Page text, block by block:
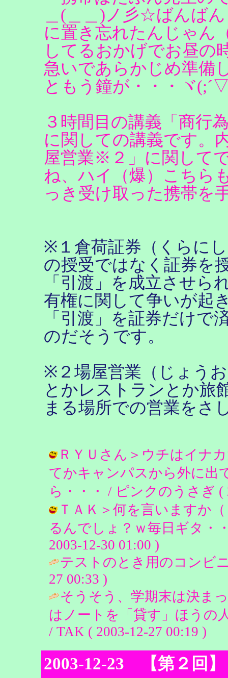
＿(＿＿)ノ彡☆ばんば
に置き忘れたんじゃん
してるおかげでお昼の
急いであらかじめ準備
ともう鐘が・・・ヾ
３時間目の講義「商行
に関しての講義です。
屋営業※２」に関して
ね、ハイ（爆）こちら
っき受け取った携帯を
※１倉荷証券（くらに
の授受ではなく証券を
「引渡」を成立させら
有権に関して争いが起
「引渡」を証券だけで
のだそうです。
※２場屋営業（じょう
とかレストランとか旅
まる場所での営業をさ
ＲＹＵさん＞ウチはイナ
てかキャンパスから外に出
ら・・・ / ピンクのうさぎ (
ＴＡＫ＞何を言いますか
るんでしょ？ｗ毎日ギタ・
2003-12-30 01:00 )
テストのとき用のコンビ
27 00:33 )
そうそう、学期末は決ま
はノートを「貸す」ほうの
/ TAK ( 2003-12-27 00:19 )
2003-12-23 【第２回